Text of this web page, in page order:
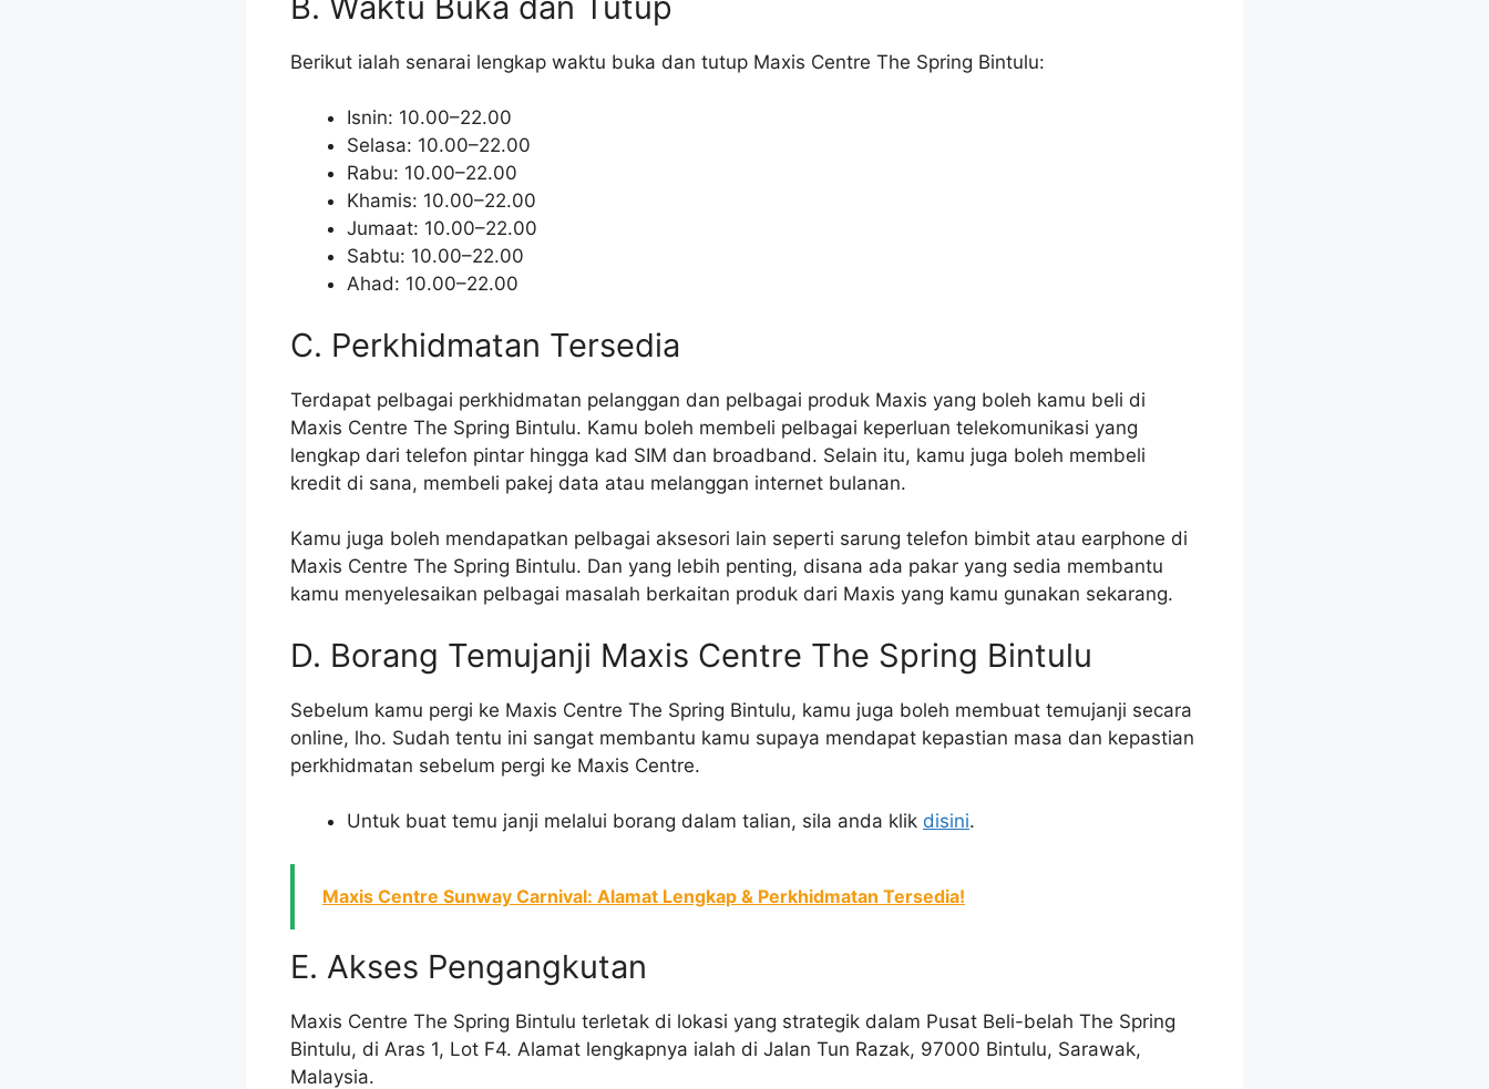
Berikut ialah senarai lengkap waktu buka dan tutup Maxis Centre The Spring Bintulu:
Isnin: 10.00–22.00
Selasa: 10.00–22.00
Rabu: 10.00–22.00
Khamis: 10.00–22.00
Jumaat: 10.00–22.00
Sabtu: 10.00–22.00
Ahad: 10.00–22.00
C. Perkhidmatan Tersedia
Terdapat pelbagai perkhidmatan pelanggan dan pelbagai produk Maxis yang boleh kamu beli di
Maxis Centre The Spring Bintulu. Kamu boleh membeli pelbagai keperluan telekomunikasi yang
lengkap dari telefon pintar hingga kad SIM dan broadband. Selain itu, kamu juga boleh membeli
kredit di sana, membeli pakej data atau melanggan internet bulanan.
Kamu juga boleh mendapatkan pelbagai aksesori lain seperti sarung telefon bimbit atau earphone di
Maxis Centre The Spring Bintulu. Dan yang lebih penting, disana ada pakar yang sedia membantu
kamu menyelesaikan pelbagai masalah berkaitan produk dari Maxis yang kamu gunakan sekarang.
D. Borang Temujanji Maxis Centre The Spring Bintulu
Sebelum kamu pergi ke Maxis Centre The Spring Bintulu, kamu juga boleh membuat temujanji secara
online, lho. Sudah tentu ini sangat membantu kamu supaya mendapat kepastian masa dan kepastian
perkhidmatan sebelum pergi ke Maxis Centre.
Untuk buat temu janji melalui borang dalam talian, sila anda klik disini.
Maxis Centre Sunway Carnival: Alamat Lengkap & Perkhidmatan Tersedia!
E. Akses Pengangkutan
Maxis Centre The Spring Bintulu terletak di lokasi yang strategik dalam Pusat Beli-belah The Spring
Bintulu, di Aras 1, Lot F4. Alamat lengkapnya ialah di Jalan Tun Razak, 97000 Bintulu, Sarawak,
Malaysia.